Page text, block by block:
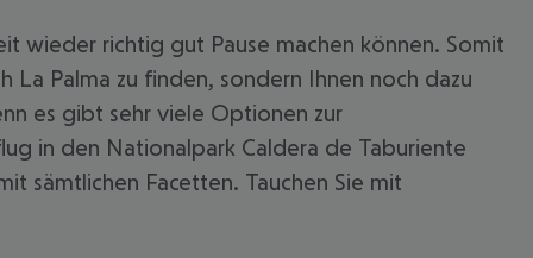
wieder richtig gut Pause machen können. Somit
Palma zu finden, sondern Ihnen noch dazu
es gibt sehr viele Optionen zur
in den Nationalpark Caldera de Taburiente
sämtlichen Facetten. Tauchen Sie mit
akzeptieren